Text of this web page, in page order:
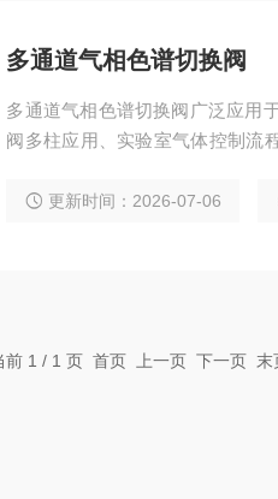
多通道气相色谱切换阀
多通道气相色谱切换阀广泛应用
阀多柱应用、实验室气体控制流
更新时间：2026-07-06
前 1 / 1 页 首页 上一页 下一页 末